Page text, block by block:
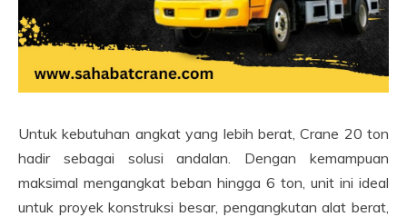
Untuk kebutuhan angkat yang lebih berat, Crane 20 ton
hadir sebagai solusi andalan. Dengan kemampuan
maksimal mengangkat beban hingga 6 ton, unit ini ideal
untuk proyek konstruksi besar, pengangkutan alat berat,